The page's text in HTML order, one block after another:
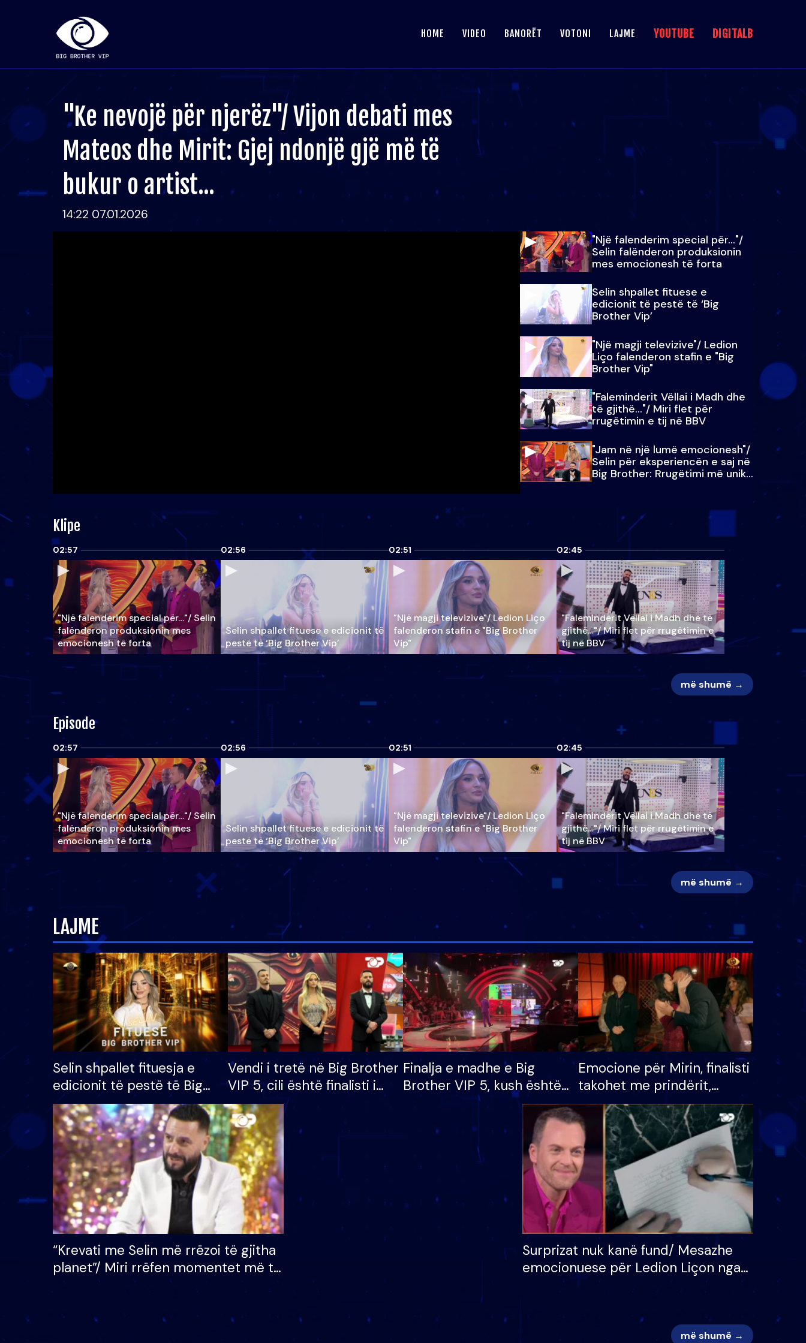
HOME VIDEO BANORËT VOTONI LAJME YOUTUBE DIGITALB
"Ke nevojë për njerëz"/ Vijon debati mes
Mateos dhe Mirit: Gjej ndonjë gjë më të
bukur o artist...
14:22 07.01.2026
"Një falenderim special për…"/
Selin falënderon produksionin
mes emocionesh të forta
Selin shpallet fituese e
edicionit të pestë të ‘Big
Brother Vip’
"Një magji televizive"/ Ledion
Liço falenderon stafin e "Big
Brother Vip"
"Faleminderit Vëllai i Madh dhe
të gjithë…"/ Miri flet për
rrugëtimin e tij në BBV
"Jam në një lumë emocionesh"/
Selin për eksperiencën e saj në
Big Brother: Rrugëtimi më unik…
Klipe
02:57
"Një falenderim special për…"/ Selin
falënderon produksionin mes
emocionesh të forta
02:56
Selin shpallet fituese e edicionit të
pestë të ‘Big Brother Vip’
02:51
"Një magji televizive"/ Ledion Liço
falenderon stafin e "Big Brother
Vip"
02:45
"Faleminderit Vëllai i Madh dhe të
gjithë…"/ Miri flet për rrugëtimin e
tij në BBV
më shumë →
Episode
02:57
"Një falenderim special për…"/ Selin
falënderon produksionin mes
emocionesh të forta
02:56
Selin shpallet fituese e edicionit të
pestë të ‘Big Brother Vip’
02:51
"Një magji televizive"/ Ledion Liço
falenderon stafin e "Big Brother
Vip"
02:45
"Faleminderit Vëllai i Madh dhe të
gjithë…"/ Miri flet për rrugëtimin e
tij në BBV
më shumë →
LAJME
Selin shpallet fituesja e
edicionit të pestë të Big
Brother VIP, rrëmben
çmimin e madh prej 100
mijë eurosh
Vendi i tretë në Big Brother
VIP 5, cili është finalisti i
radhës që lë shtëpinë
Finalja e madhe e Big
Brother VIP 5, kush është
banori i parë që lë shtëpinë
dhe humb mundësinë për
të fituar çmimin e madh
Emocione për Mirin, finalisti
takohet me prindërit,
vajzën dhe bashkëshorten:
S’kemi ndonjë letër divorci
apo jo?
“Krevati me Selin më rrëzoi të gjitha
planet”/ Miri rrëfen momentet më të
bukura në shtëpinë e BB VIP: Do më
Surprizat nuk kanë fund/ Mesazhe
emocionuese për Ledion Liçon nga
nëna dhe fëmijët e tij, moderatori
më shumë →